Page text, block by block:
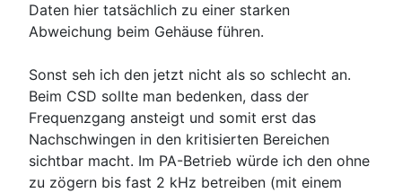
Daten hier tatsächlich zu einer starken
Abweichung beim Gehäuse führen.
Sonst seh ich den jetzt nicht als so schlecht an.
Beim CSD sollte man bedenken, dass der
Frequenzgang ansteigt und somit erst das
Nachschwingen in den kritisierten Bereichen
sichtbar macht. Im PA-Betrieb würde ich den ohne
zu zögern bis fast 2 kHz betreiben (mit einem